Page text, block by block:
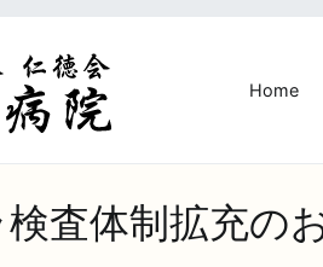
医療法人仁徳会
Home
査体制拡充の